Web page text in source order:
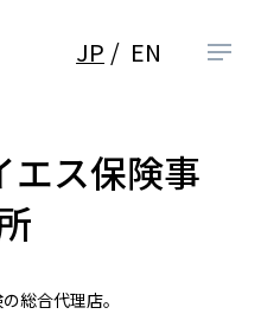
JP EN
エス保険事
総合代理店。